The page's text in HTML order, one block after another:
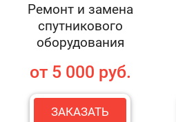
Ремонт и замена
спутникового
оборудования
от 5 000 руб.
ЗАКАЗАТЬ